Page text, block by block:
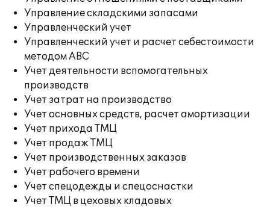
Управление складскими запасами
Управленческий учет
Управленческий учет и расчет себестоимости
методом ABC
Учет деятельности вспомогательных
производств
Учет затрат на производство
Учет основных средств, расчет амортизации
Учет прихода ТМЦ
Учет продаж ТМЦ
Учет производственных заказов
Учет рабочего времени
Учет спецодежды и спецоснастки
Учет ТМЦ в цеховых кладовых